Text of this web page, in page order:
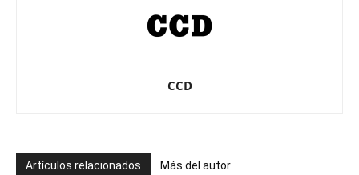
CCD
Artículos relacionados Más del autor